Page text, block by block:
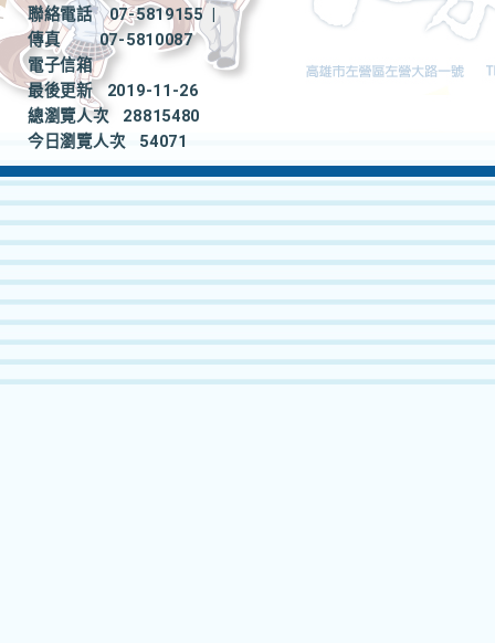
聯絡電話
07-5819155
|
傳真
07-5810087
電子信箱
最後更新
2019-11-26
總瀏覽人次
28815480
今日瀏覽人次
54071